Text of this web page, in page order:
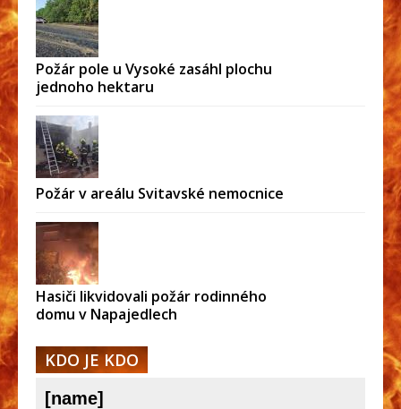
Požár pole u Vysoké zasáhl plochu
jednoho hektaru
Požár v areálu Svitavské nemocnice
Hasiči likvidovali požár rodinného
domu v Napajedlech
KDO JE KDO
[name]